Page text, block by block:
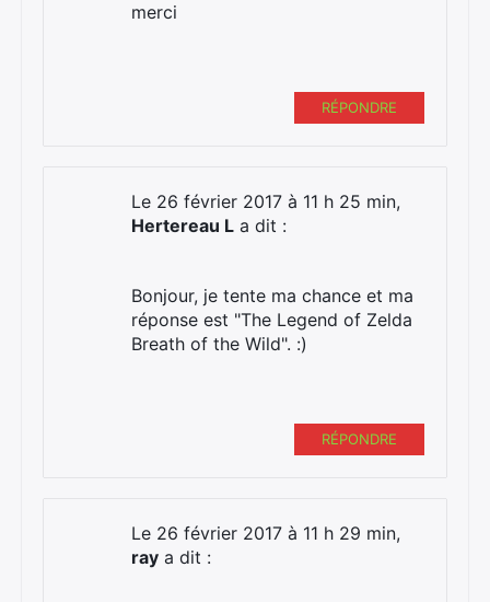
merci
RÉPONDRE
Le 26 février 2017 à 11 h 25 min,
Hertereau L a dit :
Bonjour, je tente ma chance et ma
réponse est "The Legend of Zelda
Breath of the Wild". :)
RÉPONDRE
Le 26 février 2017 à 11 h 29 min,
ray a dit :